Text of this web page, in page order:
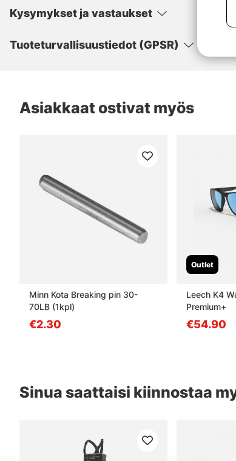
Kysymykset ja vastaukset
Tuoteturvallisuustiedot (GPSR)
Asiakkaat ostivat myös
Minn Kota Breaking pin 30-
70LB (1kpl)
€2.30
Outlet
Leech K4
Premium+
€54.90
Sinua saattaisi kiinnostaa